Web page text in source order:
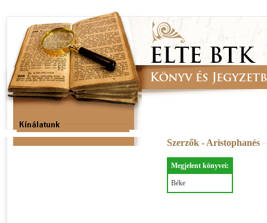
Szerzők - Aristophanés
Megjelent könyvei:
Béke